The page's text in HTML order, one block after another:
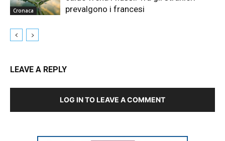
Cronaca
prevalgono i francesi
LEAVE A REPLY
LOG IN TO LEAVE A COMMENT